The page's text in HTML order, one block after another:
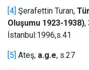
[4] Şerafettin Turan,
Oluşumu 1923-1938),
İstanbul:1996,s.41
[5] Ateş, a.g.e, s.27